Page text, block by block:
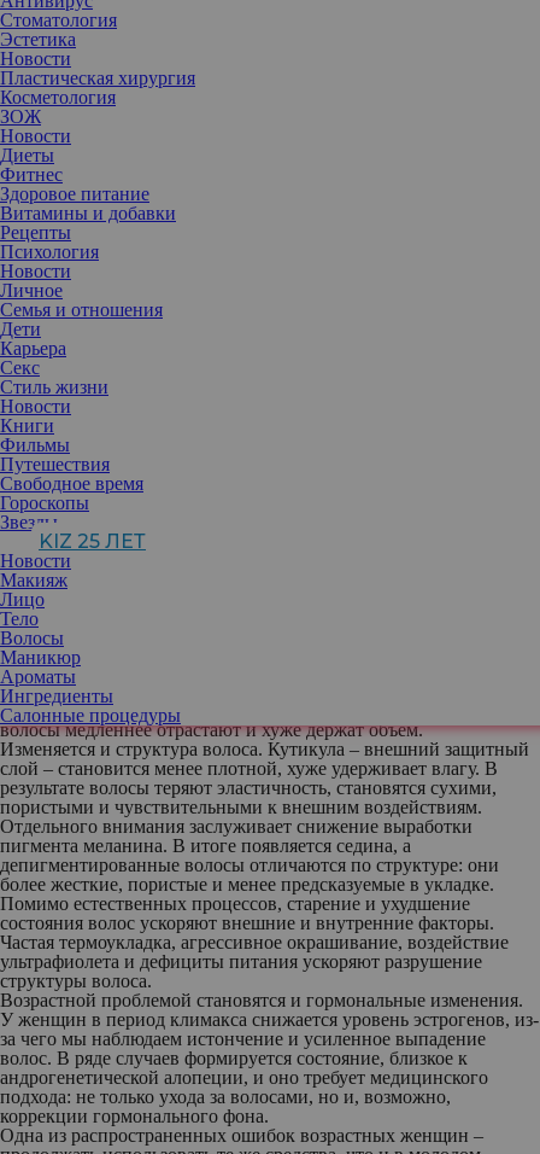
Стоматология
Эстетика
Новости
Пластическая хирургия
Косметология
ЗОЖ
Новости
Диеты
Фитнес
Здоровое питание
Витамины и добавки
Рецепты
Психология
Новости
Личное
Семья и отношения
Дети
Карьера
Секс
Стиль жизни
Новости
Книги
Фильмы
Путешествия
Свободное время
Гороскопы
Звезды
KIZ 25 ЛЕТ
Новости
Макияж
Лицо
Тело
Волосы
Маникюр
Ароматы
Ингредиенты
Салонные процедуры
С возрастом волосы седеют, редеют, становятся сухими,
ломкими, теряют блеск, не отрастают на нужную длину.
Старение нельзя остановить, но это не означает, что следует
просто опустить руки и смириться. Возраст – это всего лишь
повод, чтобы изменить тактику ухода за волосами. Как именно?
предыдущего – этот процесс называется миниатюризацией.
Одновременно сокращается фаза активного роста, из-за чего
волосы медленнее отрастают и хуже держат объем.
Изменяется и структура волоса. Кутикула – внешний защитный
слой – становится менее плотной, хуже удерживает влагу. В
результате волосы теряют эластичность, становятся сухими,
пористыми и чувствительными к внешним воздействиям.
Отдельного внимания заслуживает снижение выработки
пигмента меланина. В итоге появляется седина, а
депигментированные волосы отличаются по структуре: они
более жесткие, пористые и менее предсказуемые в укладке.
Помимо естественных процессов, старение и ухудшение
состояния волос ускоряют внешние и внутренние факторы.
Частая термоукладка, агрессивное окрашивание, воздействие
ультрафиолета и дефициты питания ускоряют разрушение
структуры волоса.
Возрастной проблемой становятся и гормональные изменения.
У женщин в период климакса снижается уровень эстрогенов, из-
за чего мы наблюдаем истончение и усиленное выпадение
волос. В ряде случаев формируется состояние, близкое к
андрогенетической алопеции, и оно требует медицинского
подхода: не только ухода за волосами, но и, возможно,
коррекции гормонального фона.
Одна из распространенных ошибок возрастных женщин –